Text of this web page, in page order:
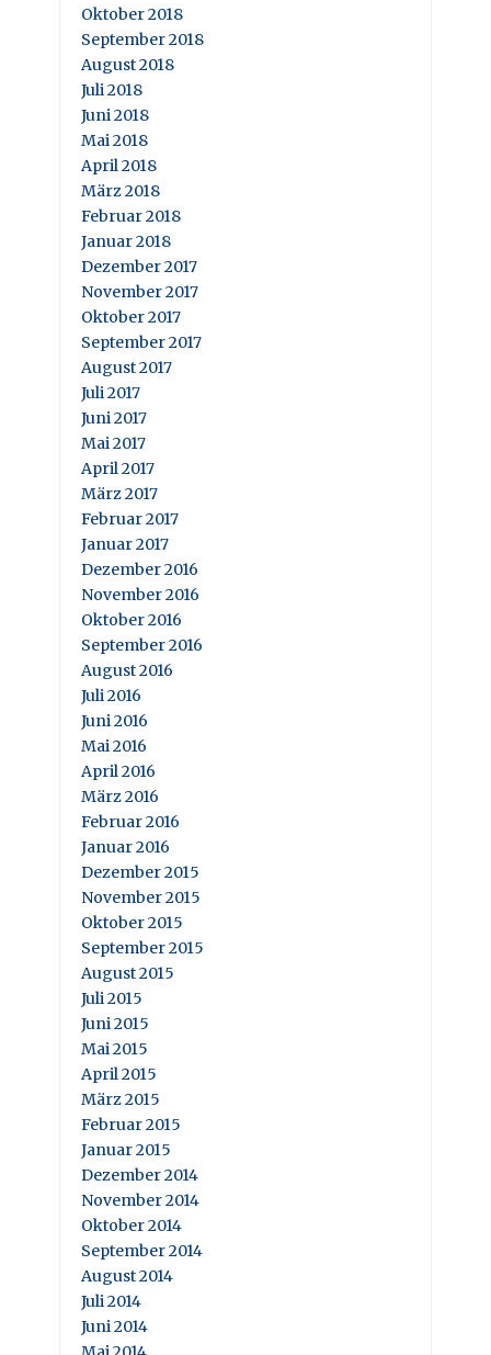
Oktober 2018
September 2018
August 2018
Juli 2018
Juni 2018
Mai 2018
April 2018
März 2018
Februar 2018
Januar 2018
Dezember 2017
November 2017
Oktober 2017
September 2017
August 2017
Juli 2017
Juni 2017
Mai 2017
April 2017
März 2017
Februar 2017
Januar 2017
Dezember 2016
November 2016
Oktober 2016
September 2016
August 2016
Juli 2016
Juni 2016
Mai 2016
April 2016
März 2016
Februar 2016
Januar 2016
Dezember 2015
November 2015
Oktober 2015
September 2015
August 2015
Juli 2015
Juni 2015
Mai 2015
April 2015
März 2015
Februar 2015
Januar 2015
Dezember 2014
November 2014
Oktober 2014
September 2014
August 2014
Juli 2014
Juni 2014